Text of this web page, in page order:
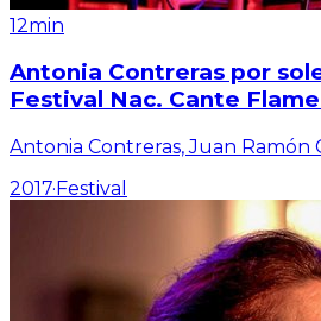
12min
Antonia Contreras por
Festival Nac. Cante
Antonia Contreras, Juan Ramón
2017·Festival